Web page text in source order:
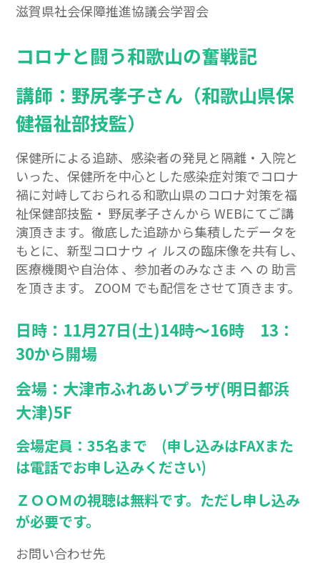
滋賀県社会保障推進協議会学習会
コロナと闘う和歌山の奮戦記
講師：野尻孝子さん（和歌山県保
健福祉部技監）
保健所による追跡、感染者の発見と隔離・入院と
いった、保健所を中心とした感染症対策でコロナ
禍に対峙しておられる和歌山県のコロナ対策を福
祉保健部技監・ 野㞍孝子さんから WEBにてご講
演頂きます。徹底した追跡から集積したデータを
もとに、新型コロナウ ィ ルスの臨床像を共有し、
医療機関や自治体 、参加者のみなさま へ の 助言
を頂きます。 ZOOM でも配信をさせて頂きます。
日時：11月27日(土)14時～16時 13：
30から開場
会場：大津市ふれあいプラザ(明日都浜
大津)5F
会場定員：35名まで (申し込みはFAXまた
は電話でお申し込みください)
ＺＯＯＭの視聴は無料です。ただし申し込み
が必要です。
お問い合わせ先